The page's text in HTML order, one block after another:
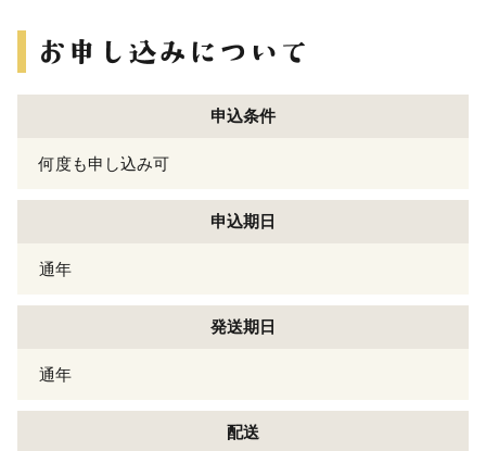
申込条件
何度も申し込み可
申込期日
通年
発送期日
通年
配送